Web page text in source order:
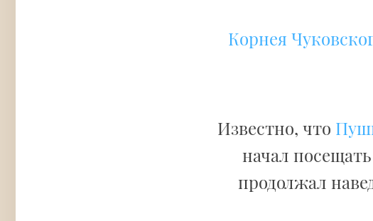
Корнея
Известно, что
начал
продолжал